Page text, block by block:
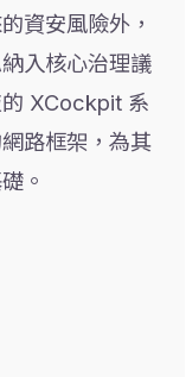
資安風險外，
入核心治理議
XCockpit 系
路框架，為其
。